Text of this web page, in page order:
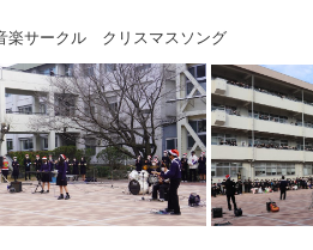
楽サークル クリスマスソング